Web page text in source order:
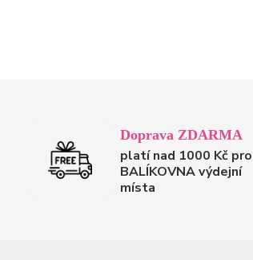
Doprava ZDARMA
platí nad 1000 Kč pro
BALÍKOVNA výdejní
místa